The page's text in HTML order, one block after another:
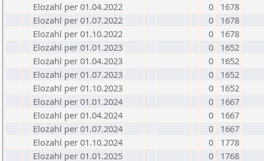
Elozahl per 01.04.2022
0
1678
Elozahl per 01.07.2022
0
1678
Elozahl per 01.10.2022
0
1678
Elozahl per 01.01.2023
0
1652
Elozahl per 01.04.2023
0
1652
Elozahl per 01.07.2023
0
1652
Elozahl per 01.10.2023
0
1652
Elozahl per 01.01.2024
0
1667
Elozahl per 01.04.2024
0
1667
Elozahl per 01.07.2024
0
1667
Elozahl per 01.10.2024
0
1778
Elozahl per 01.01.2025
0
1768